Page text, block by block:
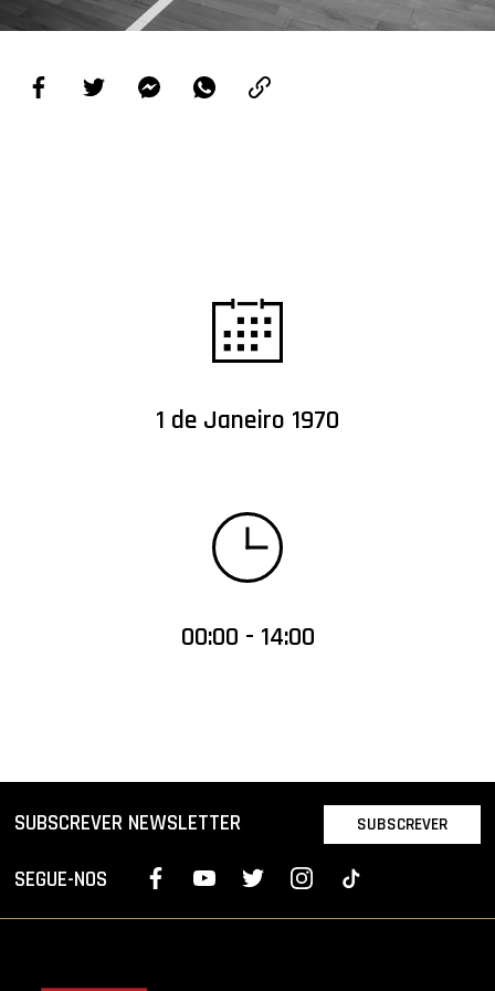
PROJETOS
LIGA BETCLIC MASCULINA
1 de Janeiro 1970
00:00 - 14:00
SUBSCREVER NEWSLETTER SUBSCREVER
SEGUE-NOS